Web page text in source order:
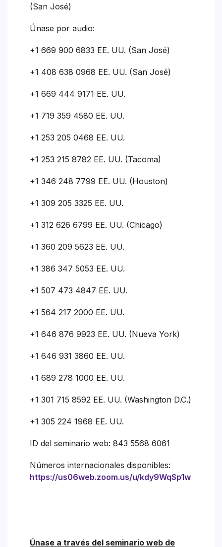
(San José)
Únase por audio:
+1 669 900 6833 EE. UU. (San José)
+1 408 638 0968 EE. UU. (San José)
+1 669 444 9171 EE. UU.
+1 719 359 4580 EE. UU.
+1 253 205 0468 EE. UU.
+1 253 215 8782 EE. UU. (Tacoma)
+1 346 248 7799 EE. UU. (Houston)
+1 309 205 3325 EE. UU.
+1 312 626 6799 EE. UU. (Chicago)
+1 360 209 5623 EE. UU.
+1 386 347 5053 EE. UU.
+1 507 473 4847 EE. UU.
+1 564 217 2000 EE. UU.
+1 646 876 9923 EE. UU. (Nueva York)
+1 646 931 3860 EE. UU.
+1 689 278 1000 EE. UU.
+1 301 715 8592 EE. UU. (Washington D.C.)
+1 305 224 1968 EE. UU.
ID del seminario web: 843 5568 6061
Números internacionales disponibles:
https://us06web.zoom.us/u/kdy9WqSp1w
Únase a través del seminario web de